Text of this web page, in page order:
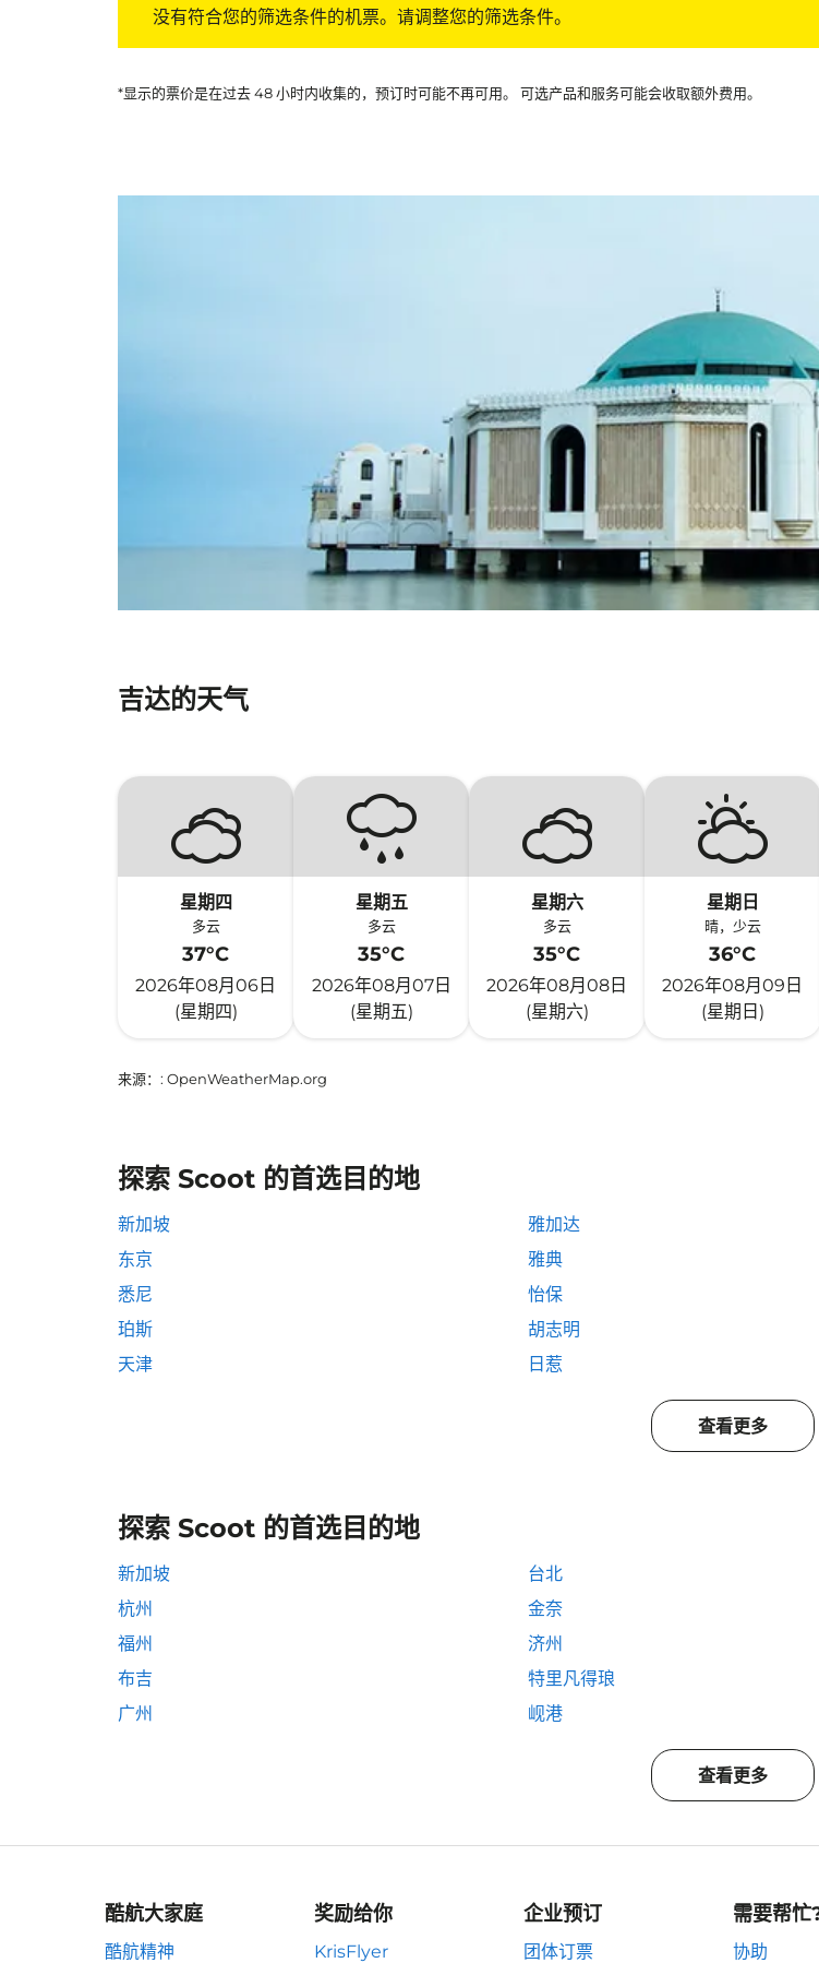
没有符合您的筛选条件的机票。请调整您的筛选条件。
*显示的票价是在过去 48 小时内收集的，预订时可能不再可用。 可选产品和服务可能会收取额外费用。
吉达的天气
星期四
多云
37°C
2026年08月06日
(星期四)
星期五
多云
35°C
2026年08月07日
(星期五)
星期六
多云
35°C
2026年08月08日
(星期六)
星期日
晴，少云
36°C
2026年08月09日
(星期日)
来源： : OpenWeatherMap.org
探索 Scoot 的首选目的地
新加坡 雅加达
东京
雅典
悉尼
怡保
珀斯
胡志明
天津
日惹
查看更多
探索 Scoot 的首选目的地
新加坡 台北
杭州
金奈
福州
济州
布吉
特里凡得琅
广州
岘港
查看更多
酷航大家庭
酷航精神
奖励给你
KrisFlyer
企业预订
团体订票
需要帮忙
协助